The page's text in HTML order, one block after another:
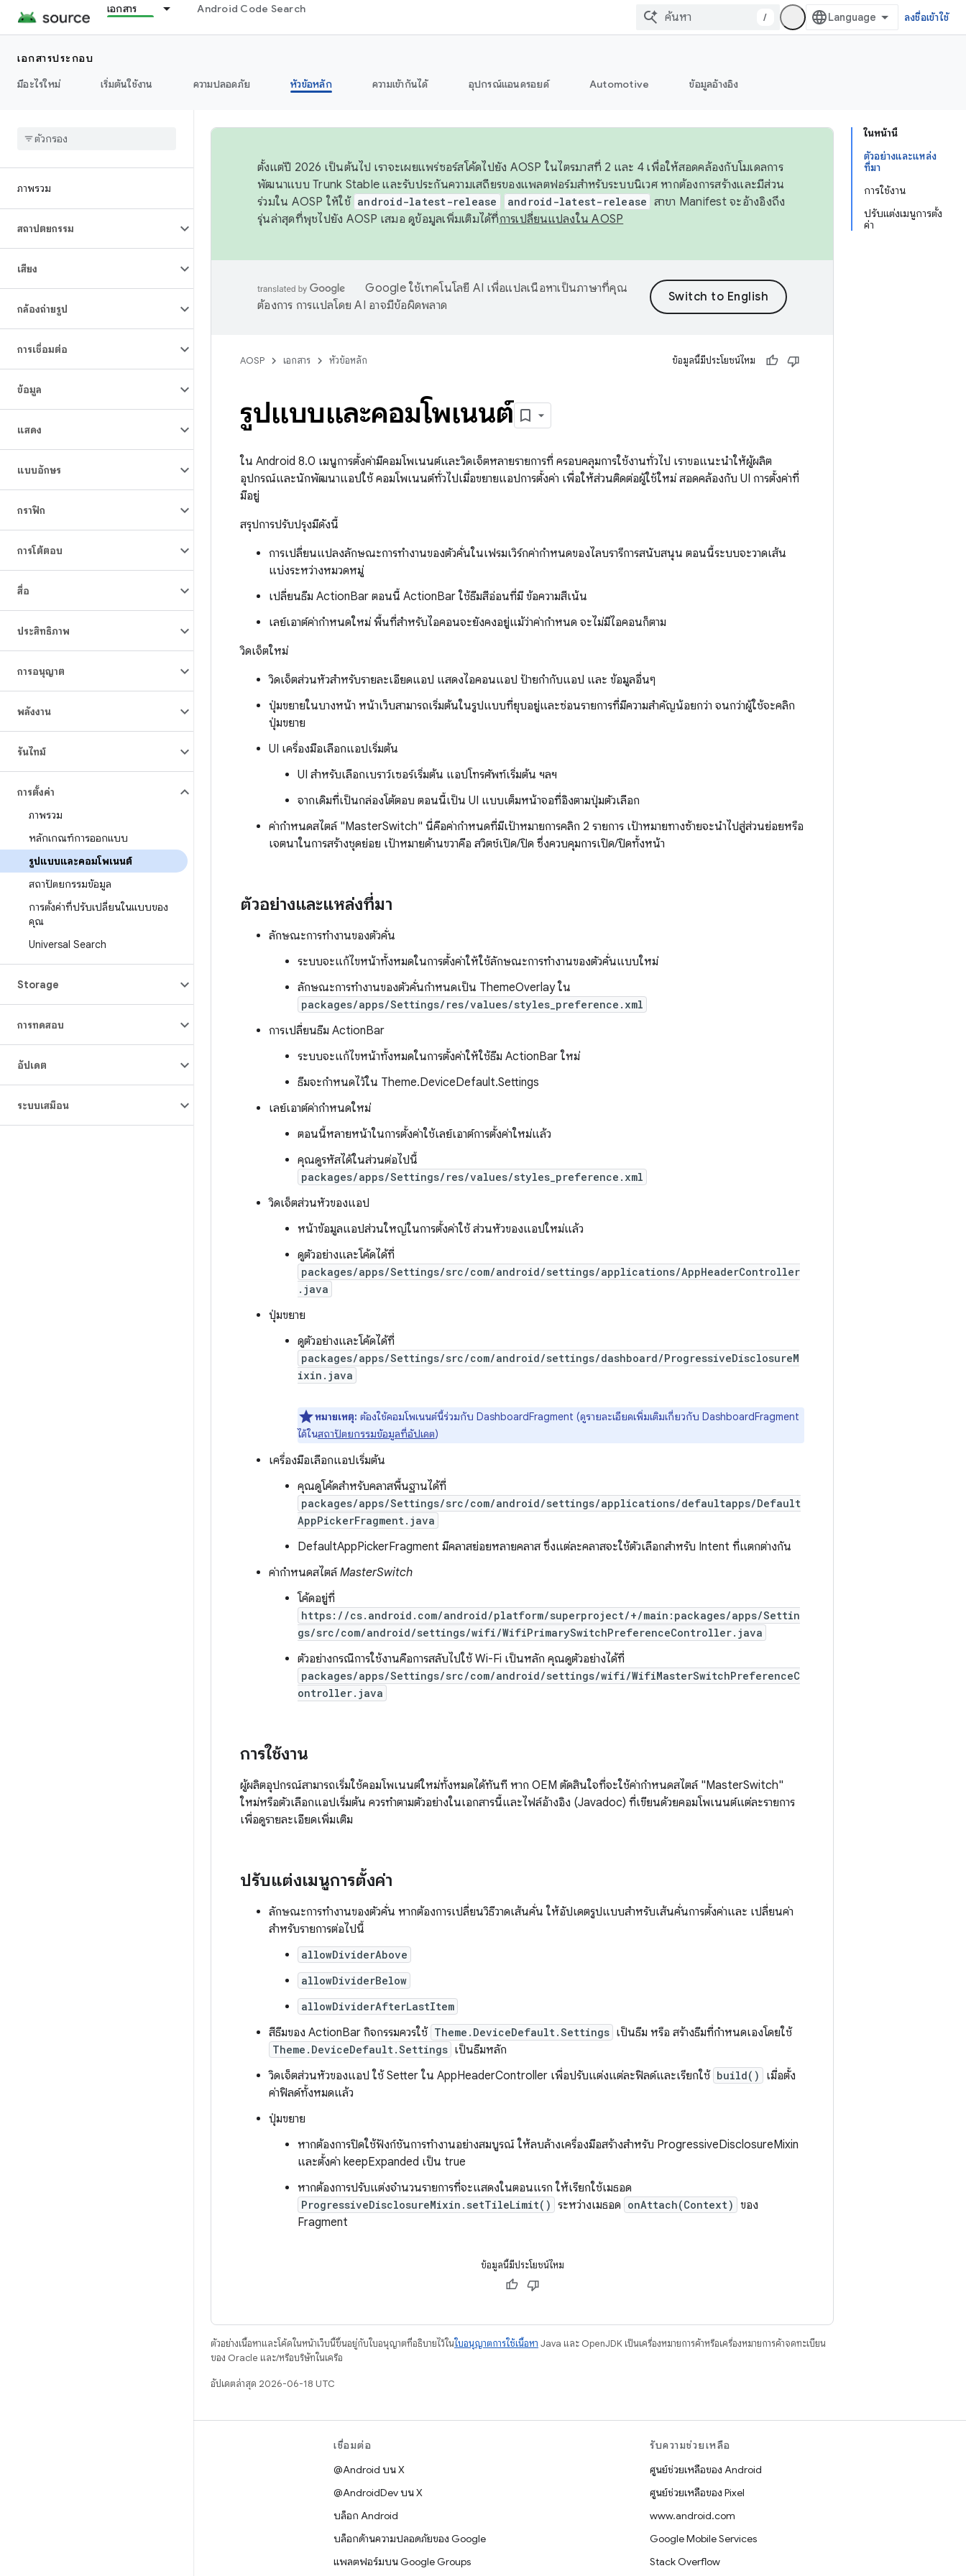
เอกสาร Android Code Search
/ ลงชื่อเข้าใช้
เอกสารประกอบ
มีอะไรใหม่
เริ่มต้นใช้งาน ความปลอดภัย หัวข้อหลัก ความเข้ากันได้ อุปกรณ์แอนดรอยด์ Automotive ข้อมูลอ้างอิง
ภาพรวม
สถาปัตยกรรม
เสียง
กล้องถ่ายรูป
การเชื่อมต่อ
ข้อมูล
แสดง
แบบอักษร
กราฟิก
การโต้ตอบ
สื่อ
ประสิทธิภาพ
การอนุญาต
พลังงาน
รันไทม์
การตั้งค่า
ภาพรวม
หลักเกณฑ์การออกแบบ
รูปแบบและคอมโพเนนต์
สถาปัตยกรรมข้อมูล
การตั้งค่าที่ปรับเปลี่ยนในแบบของ
คุณ
Universal Search
Storage
การทดสอบ
อัปเดต
ระบบเสมือน
ในหน้านี้
ตัวอย่างและแหล่ง
ที่มา
การใช้งาน
ปรับแต่งเมนูการตั้ง
ค่า
ตั้งแต่ปี 2026 เป็นต้นไป เราจะเผยแพร่ซอร์สโค้ดไปยัง AOSP ในไตรมาสที่ 2 และ 4 เพื่อให้สอดคล้องกับโมเดลการ
พัฒนาแบบ Trunk Stable และรับประกันความเสถียรของแพลตฟอร์มสำหรับระบบนิเวศ หากต้องการสร้างและมีส่วน
ร่วมใน AOSP ให้ใช้ android-latest-release android-latest-release สาขา Manifest จะอ้างอิงถึง
รุ่นล่าสุดที่พุชไปยัง AOSP เสมอ ดูข้อมูลเพิ่มเติมได้ที่การเปลี่ยนแปลงใน AOSP
Google ใช้เทคโนโลยี AI เพื่อแปลเนื้อหาเป็นภาษาที่คุณ
ต้องการ การแปลโดย AI อาจมีข้อผิดพลาด
AOSP เอกสาร หัวข้อหลัก ข้อมูลนี้มีประโยชน์ไหม
รูปแบบและคอมโพเนนต์
ใน Android 8.0 เมนูการตั้งค่ามีคอมโพเนนต์และวิดเจ็ตหลายรายการที่ ครอบคลุมการใช้งานทั่วไป เราขอแนะนำให้ผู้ผลิต
อุปกรณ์และนักพัฒนาแอปใช้ คอมโพเนนต์ทั่วไปเมื่อขยายแอปการตั้งค่า เพื่อให้ส่วนติดต่อผู้ใช้ใหม่ สอดคล้องกับ UI การตั้งค่าที่
มีอยู่
สรุปการปรับปรุงมีดังนี้
การเปลี่ยนแปลงลักษณะการทำงานของตัวคั่นในเฟรมเวิร์กค่ากำหนดของไลบรารีการสนับสนุน ตอนนี้ระบบจะวาดเส้น
แบ่งระหว่างหมวดหมู่
เปลี่ยนธีม ActionBar ตอนนี้ ActionBar ใช้ธีมสีอ่อนที่มี ข้อความสีเน้น
เลย์เอาต์ค่ากำหนดใหม่ พื้นที่สำหรับไอคอนจะยังคงอยู่แม้ว่าค่ากำหนด จะไม่มีไอคอนก็ตาม
วิดเจ็ตใหม่
วิดเจ็ตส่วนหัวสำหรับรายละเอียดแอป แสดงไอคอนแอป ป้ายกำกับแอป และ ข้อมูลอื่นๆ
ปุ่มขยายในบางหน้า หน้าเว็บสามารถเริ่มต้นในรูปแบบที่ยุบอยู่และซ่อนรายการที่มีความสำคัญน้อยกว่า จนกว่าผู้ใช้จะคลิก
ปุ่มขยาย
UI เครื่องมือเลือกแอปเริ่มต้น
UI สำหรับเลือกเบราว์เซอร์เริ่มต้น แอปโทรศัพท์เริ่มต้น ฯลฯ
จากเดิมที่เป็นกล่องโต้ตอบ ตอนนี้เป็น UI แบบเต็มหน้าจอที่อิงตามปุ่มตัวเลือก
ค่ากำหนดสไตล์ "MasterSwitch" นี่คือค่ากำหนดที่มีเป้าหมายการคลิก 2 รายการ เป้าหมายทางซ้ายจะนำไปสู่ส่วนย่อยหรือ
เจตนาในการสร้างชุดย่อย เป้าหมายด้านขวาคือ สวิตช์เปิด/ปิด ซึ่งควบคุมการเปิด/ปิดทั้งหน้า
ตัวอย่างและแหล่งที่มา
ลักษณะการทำงานของตัวคั่น
ระบบจะแก้ไขหน้าทั้งหมดในการตั้งค่าให้ใช้ลักษณะการทำงานของตัวคั่นแบบใหม่
ลักษณะการทำงานของตัวคั่นกำหนดเป็น ThemeOverlay ใน
packages/apps/Settings/res/values/styles_preference.xml
การเปลี่ยนธีม ActionBar
ระบบจะแก้ไขหน้าทั้งหมดในการตั้งค่าให้ใช้ธีม ActionBar ใหม่
ธีมจะกำหนดไว้ใน Theme.DeviceDefault.Settings
เลย์เอาต์ค่ากำหนดใหม่
ตอนนี้หลายหน้าในการตั้งค่าใช้เลย์เอาต์การตั้งค่าใหม่แล้ว
คุณดูรหัสได้ในส่วนต่อไปนี้
packages/apps/Settings/res/values/styles_preference.xml
วิดเจ็ตส่วนหัวของแอป
หน้าข้อมูลแอปส่วนใหญ่ในการตั้งค่าใช้ ส่วนหัวของแอปใหม่แล้ว
ดูตัวอย่างและโค้ดได้ที่
packages/apps/Settings/src/com/android/settings/applications/AppHeaderController
.java
ปุ่มขยาย
ดูตัวอย่างและโค้ดได้ที่
packages/apps/Settings/src/com/android/settings/dashboard/ProgressiveDisclosureM
ixin.java
หมายเหตุ: ต้องใช้คอมโพเนนต์นี้ร่วมกับ DashboardFragment (ดูรายละเอียดเพิ่มเติมเกี่ยวกับ DashboardFragment
ได้ในสถาปัตยกรรมข้อมูลที่อัปเดต)
เครื่องมือเลือกแอปเริ่มต้น
คุณดูโค้ดสำหรับคลาสพื้นฐานได้ที่
packages/apps/Settings/src/com/android/settings/applications/defaultapps/Default
AppPickerFragment.java
DefaultAppPickerFragment มีคลาสย่อยหลายคลาส ซึ่งแต่ละคลาสจะใช้ตัวเลือกสำหรับ Intent ที่แตกต่างกัน
ค่ากำหนดสไตล์MasterSwitch
โค้ดอยู่ที่
https://cs.android.com/android/platform/superproject/+/main:packages/apps/Settin
gs/src/com/android/settings/wifi/WifiPrimarySwitchPreferenceController.java
ตัวอย่างกรณีการใช้งานคือการสลับไปใช้ Wi-Fi เป็นหลัก คุณดูตัวอย่างได้ที่
packages/apps/Settings/src/com/android/settings/wifi/WifiMasterSwitchPreferenceC
ontroller.java
การใช้งาน
ผู้ผลิตอุปกรณ์สามารถเริ่มใช้คอมโพเนนต์ใหม่ทั้งหมดได้ทันที หาก OEM ตัดสินใจที่จะใช้ค่ากำหนดสไตล์ "MasterSwitch"
ใหม่หรือตัวเลือกแอปเริ่มต้น ควรทำตามตัวอย่างในเอกสารนี้และไฟล์อ้างอิง (Javadoc) ที่เขียนด้วยคอมโพเนนต์แต่ละรายการ
เพื่อดูรายละเอียดเพิ่มเติม
ปรับแต่งเมนูการตั้งค่า
ลักษณะการทำงานของตัวคั่น หากต้องการเปลี่ยนวิธีวาดเส้นคั่น ให้อัปเดตรูปแบบสำหรับเส้นคั่นการตั้งค่าและ เปลี่ยนค่า
สำหรับรายการต่อไปนี้
allowDividerAbove
allowDividerBelow
allowDividerAfterLastItem
สีธีมของ ActionBar กิจกรรมควรใช้ Theme.DeviceDefault.Settings เป็นธีม หรือ สร้างธีมที่กำหนดเองโดยใช้
Theme.DeviceDefault.Settings เป็นธีมหลัก
วิดเจ็ตส่วนหัวของแอป ใช้ Setter ใน AppHeaderController เพื่อปรับแต่งแต่ละฟิลด์และเรียกใช้ build()
เมื่อตั้ง
ค่าฟิลด์ทั้งหมดแล้ว
ปุ่มขยาย
หากต้องการปิดใช้ฟังก์ชันการทำงานอย่างสมบูรณ์ ให้ลบล้างเครื่องมือสร้างสำหรับ ProgressiveDisclosureMixin
และตั้งค่า keepExpanded เป็น true
หากต้องการปรับแต่งจำนวนรายการที่จะแสดงในตอนแรก ให้เรียกใช้เมธอด
ProgressiveDisclosureMixin.setTileLimit() ระหว่างเมธอด onAttach(Context) ของ
Fragment
ข้อมูลนี้มีประโยชน์ไหม
ตัวอย่างเนื้อหาและโค้ดในหน้าเว็บนี้ขึ้นอยู่กับใบอนุญาตที่อธิบายไว้ในใบอนุญาตการใช้เนื้อหา Java และ OpenJDK เป็นเครื่องหมายการค้าหรือเครื่องหมายการค้าจดทะเบียน
ของ Oracle และ/หรือบริษัทในเครือ
อัปเดตล่าสุด 2026-06-18 UTC
เชื่อมต่อ
@Android บน X
@AndroidDev บน X
บล็อก Android
บล็อกด้านความปลอดภัยของ Google
แพลตฟอร์มบน Google Groups
รับความช่วยเหลือ
ศูนย์ช่วยเหลือของ Android
ศูนย์ช่วยเหลือของ Pixel
www.android.com
Google Mobile Services
Stack Overflow